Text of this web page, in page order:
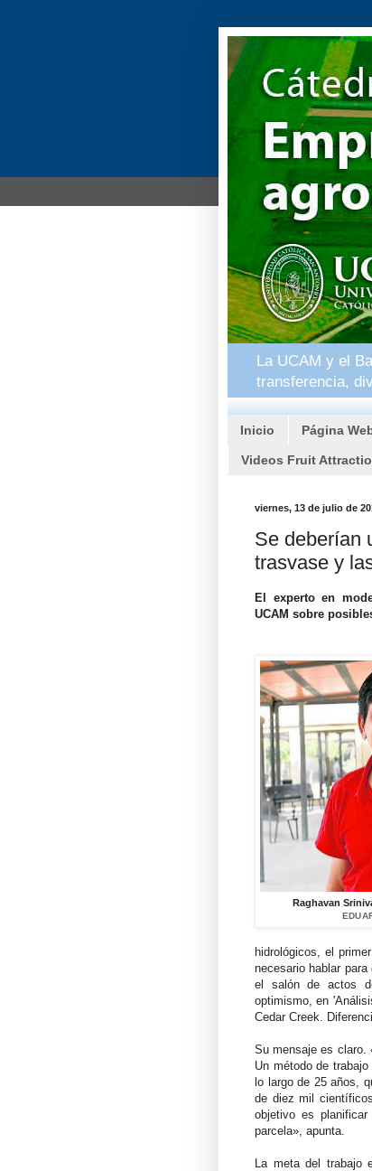
La UCAM y el
transferencia,
Inicio Página
Videos Fruit
viernes, 13 de julio de
Se deberían
trasvase y
El experto en
UCAM sobre
Raghavan
hidrológicos, el
necesario hablar
el salón de actos
optimismo, en
Cedar Creek.
Su mensaje es claro.
Un método de
lo largo de 25 años,
de diez mil
objetivo es
parcela», apunta.
La meta del trabajo